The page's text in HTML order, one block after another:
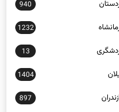
1232
13
1404
897
آزاد 218